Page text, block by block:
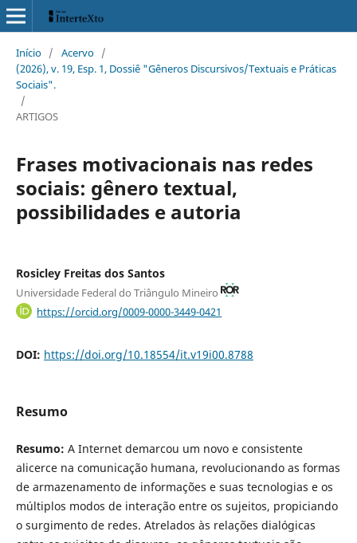
Início / Acervo /
(2026), v. 19, Esp. 1, Dossiê "Gêneros Discursivos/Textuais e Práticas
Sociais".
/
ARTIGOS
Frases motivacionais nas redes
sociais: gênero textual,
possibilidades e autoria
Rosicley Freitas dos Santos
Universidade Federal do Triângulo Mineiro
https://orcid.org/0009-0000-3449-0421
DOI: https://doi.org/10.18554/it.v19i00.8788
Resumo
Resumo: A Internet demarcou um novo e consistente
alicerce na comunicação humana, revolucionando as formas
de armazenamento de informações e suas tecnologias e os
múltiplos modos de interação entre os sujeitos, propiciando
o surgimento de redes. Atrelados às relações dialógicas